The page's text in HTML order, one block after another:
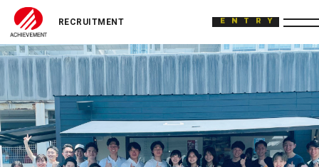
ACHIEVEMENT ENTRY